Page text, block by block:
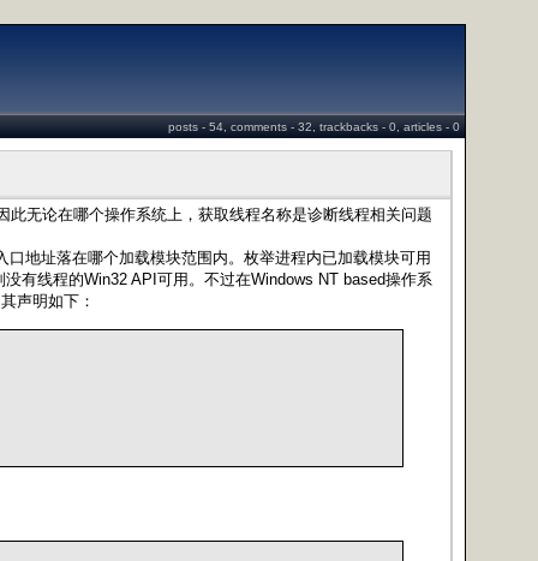
posts - 54, comments - 32, trackbacks - 0, articles - 0
无论在哪个操作系统上，获取线程名称是诊断线程相关问题
地址落在哪个加载模块范围内。枚举进程内已加载模块可用
有线程的Win32 API可用。不过在Windows NT based操作系
声明如下：